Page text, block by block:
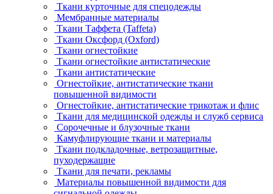
Ткани курточные для спецодежды
Мембранные материалы
Ткани Таффета (Taffeta)
Ткани Оксфорд (Oxford)
Ткани огнестойкие
Ткани огнестойкие антистатические
Ткани антистатические
Огнестойкие, антистатические ткани
повышенной видимости
Огнестойкие, антистатические трикотаж и флис
Ткани для медицинской одежды и служб сервиса
Сорочечные и блузочные ткани
Камуфлирующие ткани и материалы
Ткани подкладочные, ветрозащитные,
пуходержащие
Ткани для печати, рекламы
Материалы повышенной видимости для